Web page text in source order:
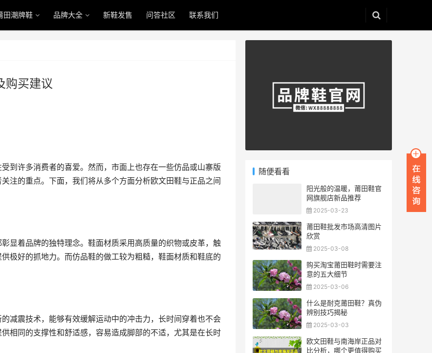
田潮牌鞋 品牌大全 新鞋发售 问答社区 联系我们
购买建议
到许多消费者的喜爱。然而，市面上也存在一些仿品或山寨版
注的重点。下面，我们将从多个方面分析欧文田鞋与正品之间
显着品牌的独特理念。鞋面材质采用高质量的织物或皮革，触
极好的抓地力。而仿品鞋的做工较为粗糙，鞋面材质和鞋底的
减震技术，能够有效缓解运动中的冲击力，长时间穿着也不会
相同的支撑性和舒适感，容易造成脚部的不适，尤其是在长时
随便看看
阳光般的温暖，莆田鞋官
网旗舰店新品推荐
2025-03-23
莆田鞋批发市场高清图片
欣赏
2025-03-08
购买淘宝莆田鞋时需要注
意的五大细节
2025-03-06
什么是耐克莆田鞋？真伪
辨别技巧揭秘
2025-03-03
欧文田鞋与南海岸正品对
比分析，哪个更值得购买